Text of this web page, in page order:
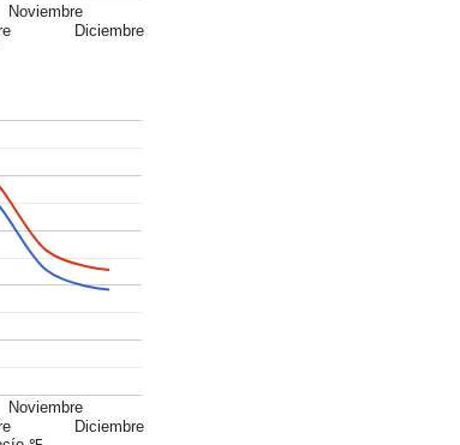
Noviembre
Diciembre
Noviembre
Diciembre